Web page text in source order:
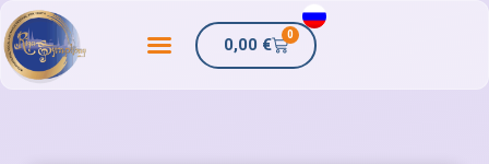
0,00 €
0